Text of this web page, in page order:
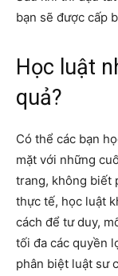
bạn sẽ được cấp
Học luật
quả?
Có thể các bạn
mặt với những
trang, không biết
thực tế, học luật
cách để tư duy,
tối đa các quyền
phân biệt luật sư